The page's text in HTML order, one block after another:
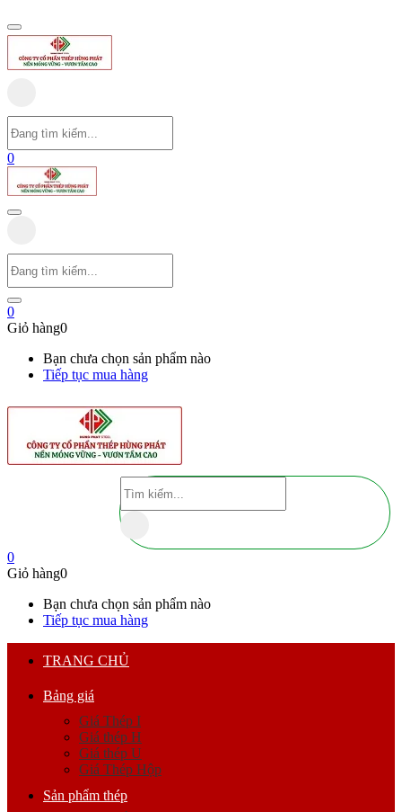
0
0
Giỏ hàng0
Bạn chưa chọn sản phẩm nào
Tiếp tục mua hàng
0
Giỏ hàng0
Bạn chưa chọn sản phẩm nào
Tiếp tục mua hàng
TRANG CHỦ
Bảng giá
Giá Thép I
Giá thép H
Giá thép U
Giá Thép Hộp
Sản phẩm thép